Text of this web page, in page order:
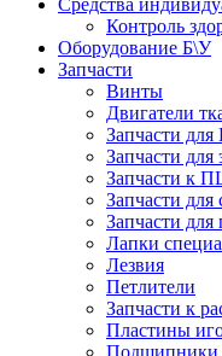
Контроль
Оборудование Б\У
Запчасти
Винты
Двигатели
Запчасти
Запчасти для
Запчасти к
Запчасти для
Запчасти
Лапки
Лезвия
Петлители
Запчасти к
Пластины
Подшипники